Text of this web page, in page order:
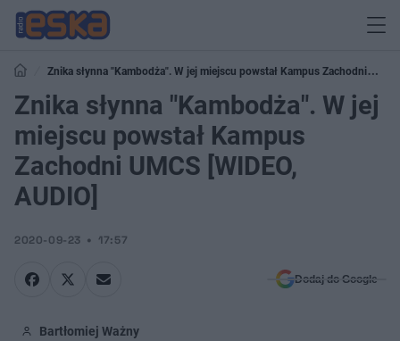
Znika słynna "Kambodża". W jej miejscu powstał Kampus Zachodni
UMCS [WIDEO, AUDIO]
Znika słynna "Kambodża". W jej
miejscu powstał Kampus
Zachodni UMCS [WIDEO,
AUDIO]
2020-09-23 17:57
Dodaj do Google
Bartłomiej Ważny